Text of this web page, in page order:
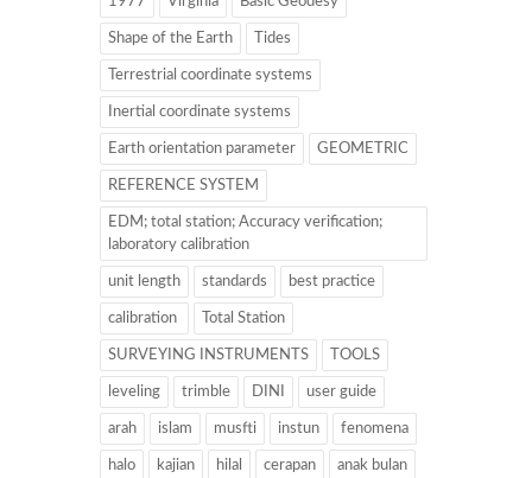
Shape of the Earth Tides
Terrestrial coordinate systems
Inertial coordinate systems
Earth orientation parameter GEOMETRIC
REFERENCE SYSTEM
EDM; total station; Accuracy verification;
laboratory calibration
unit length standards best practice
calibration Total Station
SURVEYING INSTRUMENTS TOOLS
leveling trimble DINI user guide
arah islam musfti instun fenomena
halo kajian hilal cerapan anak bulan